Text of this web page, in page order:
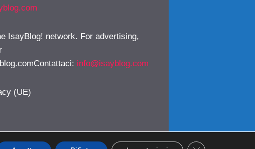
IsayBlog! network. For advertising,
: info@isayblog.com
(UE)